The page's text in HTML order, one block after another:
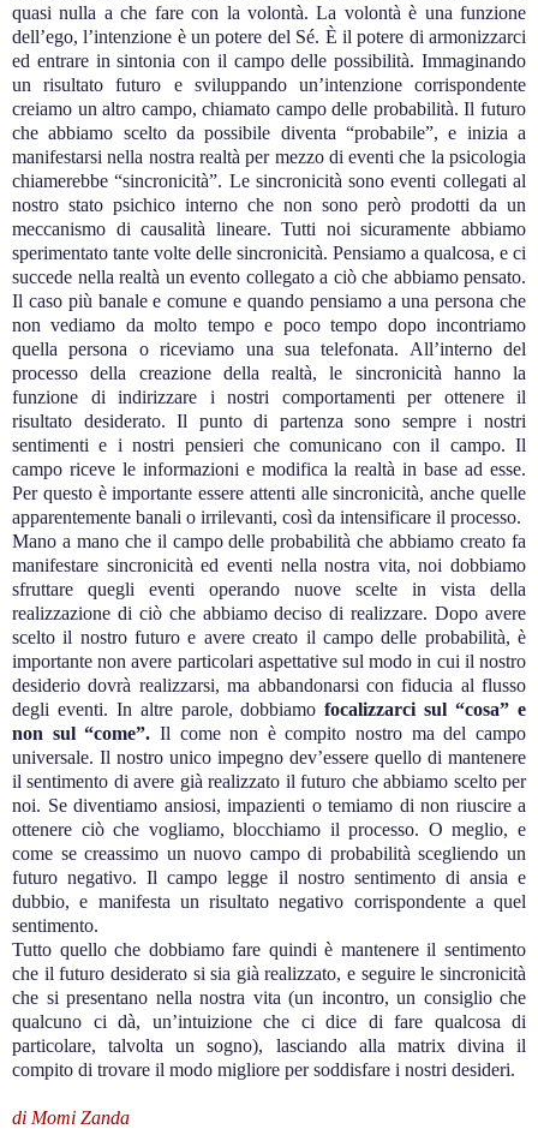
quasi nulla a che fare con la volontà. La volontà è una funzione
dell’ego, l’intenzione è un potere del Sé. È il potere di armonizzarci
ed entrare in sintonia con il campo delle possibilità. Immaginando
un risultato futuro e sviluppando un’intenzione corrispondente
creiamo un altro campo, chiamato campo delle probabilità. Il futuro
che abbiamo scelto da possibile diventa “probabile”, e inizia a
manifestarsi nella nostra realtà per mezzo di eventi che la psicologia
chiamerebbe “sincronicità”. Le sincronicità sono eventi collegati al
nostro stato psichico interno che non sono però prodotti da un
meccanismo di causalità lineare. Tutti noi sicuramente abbiamo
sperimentato tante volte delle sincronicità. Pensiamo a qualcosa, e ci
succede nella realtà un evento collegato a ciò che abbiamo pensato.
Il caso più banale e comune e quando pensiamo a una persona che
non vediamo da molto tempo e poco tempo dopo incontriamo
quella persona o riceviamo una sua telefonata. All’interno del
processo della creazione della realtà, le sincronicità hanno la
funzione di indirizzare i nostri comportamenti per ottenere il
risultato desiderato. Il punto di partenza sono sempre i nostri
sentimenti e i nostri pensieri che comunicano con il campo. Il
campo riceve le informazioni e modifica la realtà in base ad esse.
Per questo è importante essere attenti alle sincronicità, anche quelle
apparentemente banali o irrilevanti, così da intensificare il processo.
Mano a mano che il campo delle probabilità che abbiamo creato fa
manifestare sincronicità ed eventi nella nostra vita, noi dobbiamo
sfruttare quegli eventi operando nuove scelte in vista della
realizzazione di ciò che abbiamo deciso di realizzare. Dopo avere
scelto il nostro futuro e avere creato il campo delle probabilità, è
importante non avere particolari aspettative sul modo in cui il nostro
desiderio dovrà realizzarsi, ma abbandonarsi con fiducia al flusso
degli eventi. In altre parole, dobbiamo focalizzarci sul “cosa” e
non sul “come”. Il come non è compito nostro ma del campo
universale. Il nostro unico impegno dev’essere quello di mantenere
il sentimento di avere già realizzato il futuro che abbiamo scelto per
noi. Se diventiamo ansiosi, impazienti o temiamo di non riuscire a
ottenere ciò che vogliamo, blocchiamo il processo. O meglio, e
come se creassimo un nuovo campo di probabilità scegliendo un
futuro negativo. Il campo legge il nostro sentimento di ansia e
dubbio, e manifesta un risultato negativo corrispondente a quel
sentimento.
Tutto quello che dobbiamo fare quindi è mantenere il sentimento
che il futuro desiderato si sia già realizzato, e seguire le sincronicità
che si presentano nella nostra vita (un incontro, un consiglio che
qualcuno ci dà, un’intuizione che ci dice di fare qualcosa di
particolare, talvolta un sogno), lasciando alla matrix divina il
compito di trovare il modo migliore per soddisfare i nostri desideri.
di Momi Zanda